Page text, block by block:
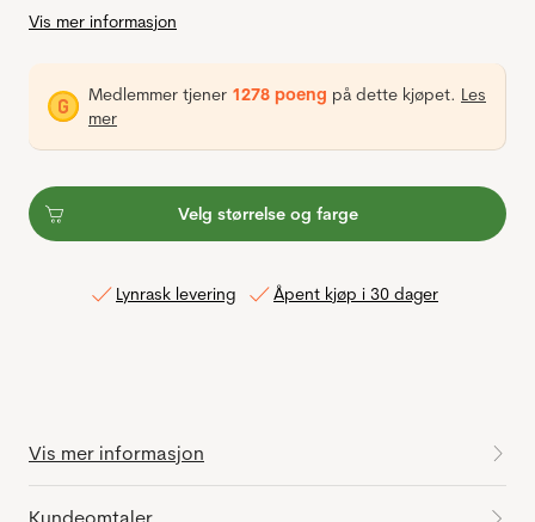
Vis mer informasjon
Medlemmer tjener 1278 poeng på dette kjøpet. Les
mer
Velg størrelse og farge
Lynrask levering Åpent kjøp i 30 dager
Vis mer informasjon